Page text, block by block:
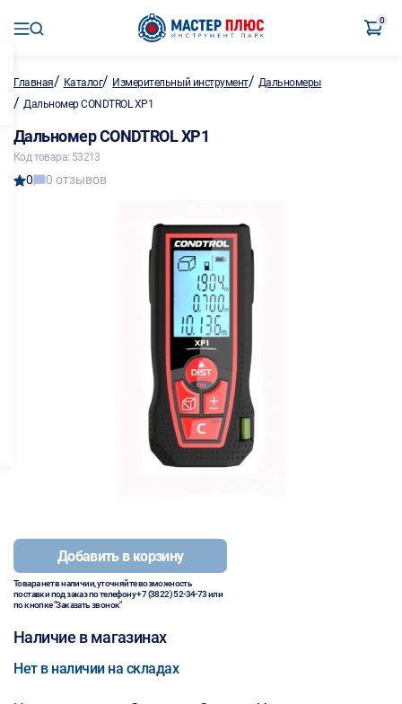
0
Главная/ Каталог/ Измерительный инструмент/ Дальномеры
/ Дальномер CONDTROL ХP1
Дальномер CONDTROL ХP1
Код товара: 53213
0 0 отзывов
Добавить в корзину
Товара нет в наличии, уточняйте возможность
поставки под заказ по телефону+7 (3822) 52-34-73или
по кнопке "Заказать звонок"
Наличие в магазинах
Нет в наличии на складах